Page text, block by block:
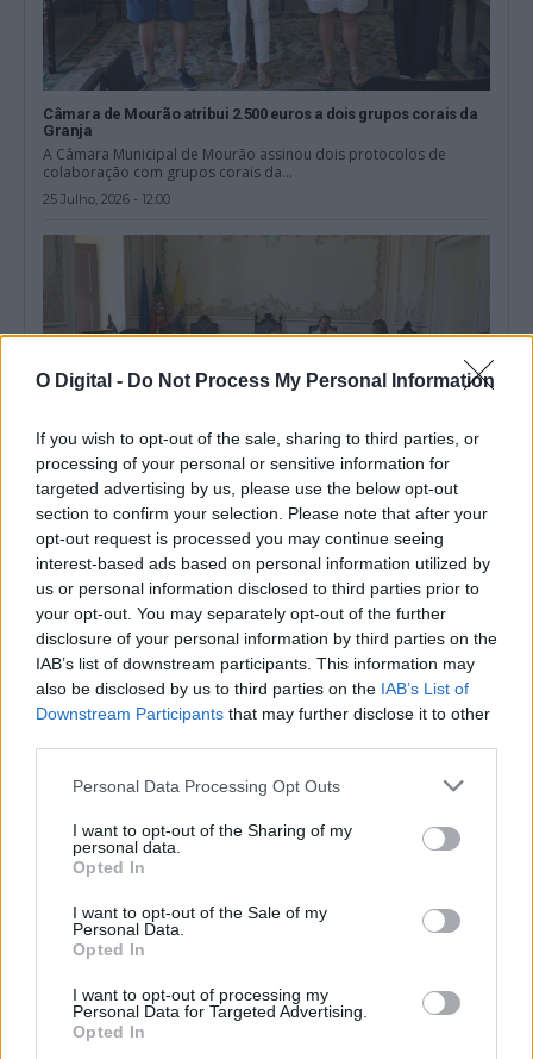
O Digital - Do Not Process My Personal Information
If you wish to opt-out of the sale, sharing to third parties, or
processing of your personal or sensitive information for
targeted advertising by us, please use the below opt-out
section to confirm your selection. Please note that after your
opt-out request is processed you may continue seeing
interest-based ads based on personal information utilized by
us or personal information disclosed to third parties prior to
your opt-out. You may separately opt-out of the further
disclosure of your personal information by third parties on the
IAB’s list of downstream participants. This information may
also be disclosed by us to third parties on the IAB’s List of
Downstream Participants that may further disclose it to other
Personal Data Processing Opt Outs
I want to opt-out of the Sharing of my
personal data.
Opted In
I want to opt-out of the Sale of my
Personal Data.
Opted In
I want to opt-out of processing my
Personal Data for Targeted Advertising.
Opted In
Câmara de Mourão atribui 2.500 euros a dois grupos corais da
Granja
A Câmara Municipal de Mourão assinou dois protocolos de
colaboração com grupos corais da...
25 Julho, 2026 - 12:00
Conselho Municipal de Educação é instalado em Mourão e
acompanha investimentos na educação
O Conselho Municipal de Educação de Mourão foi instalado no
dia 16 de julho,...
20 Julho, 2026 - 07:00
Granjarte
O Município de Mourão assinou um protocolo de colaboração
com o Grupo Coral Feminino...